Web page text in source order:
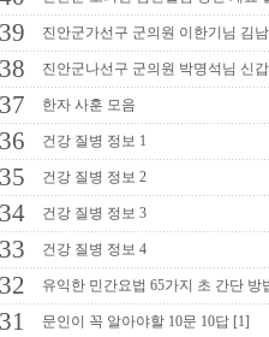
39 진안군가선구 군의원 이한기님 김
38 진안군나선구 군의원 박명석님 신
37 한자 사훈 모음
36 건강 질병 정보 1
35 건강 질병 정보 2
34 건강 질병 정보 3
33 건강 질병 정보 4
32 유익한 민간요법 65가지 초 간단 방
31 문인이 꼭 알아야할 10문 10답 [1]